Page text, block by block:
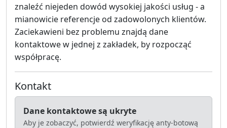
znaleźć niejeden dowód wysokiej jakości usług - a
mianowicie referencje od zadowolonych klientów.
Zaciekawieni bez problemu znajdą dane
kontaktowe w jednej z zakładek, by rozpocząć
współpracę.
Kontakt
Dane kontaktowe są ukryte
Aby je zobaczyć, potwierdź weryfikację anty-botową